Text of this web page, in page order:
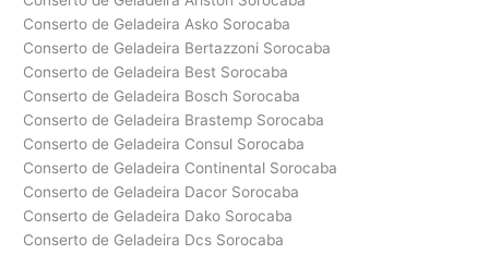
Conserto de Geladeira Asko Sorocaba
Conserto de Geladeira Bertazzoni Sorocaba
Conserto de Geladeira Best Sorocaba
Conserto de Geladeira Bosch Sorocaba
Conserto de Geladeira Brastemp Sorocaba
Conserto de Geladeira Consul Sorocaba
Conserto de Geladeira Continental Sorocaba
Conserto de Geladeira Dacor Sorocaba
Conserto de Geladeira Dako Sorocaba
Conserto de Geladeira Dcs Sorocaba